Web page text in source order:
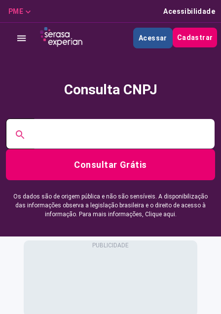
PME Acessibilidade
Acessar Cadastrar
Consulta CNPJ
Consultar Grátis
Os dados são de origem pública e não são sensíveis. A disponibilização
das informações observa a legislação brasileira e o direito de acesso à
informação. Para mais informações, Clique aqui.